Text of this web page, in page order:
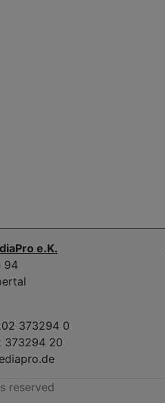
e.K.
94
373294 0
373294 20
reserved